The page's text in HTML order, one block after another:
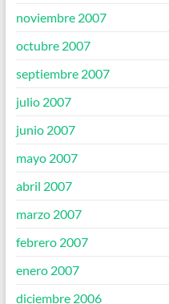
noviembre 2007
octubre 2007
septiembre 2007
julio 2007
junio 2007
mayo 2007
abril 2007
marzo 2007
febrero 2007
enero 2007
diciembre 2006